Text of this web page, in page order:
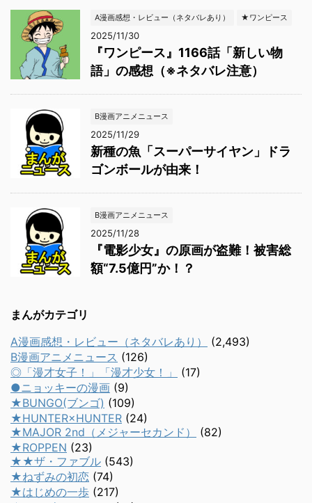
A漫画感想・レビュー（ネタバレあり） ★ワンピース
2025/11/30
『ワンピース』1166話「新しい物
語」の感想（※ネタバレ注意）
B漫画アニメニュース
2025/11/29
新種の魚「スーパーサイヤン」ドラ
ゴンボールが由来！
B漫画アニメニュース
2025/11/28
『電影少女』の原画が盗難！被害総
額“7.5億円”か！？
まんがカテゴリ
A漫画感想・レビュー（ネタバレあり）
(2,493)
B漫画アニメニュース (126)
◎「漫才女子！」「漫才少女！」
(17)
●ニョッキーの漫画 (9)
★BUNGO(ブンゴ) (109)
★HUNTER×HUNTER (24)
★MAJOR 2nd（メジャーセカンド）
(82)
★ROPPEN (23)
★★ザ・ファブル (543)
★ねずみの初恋 (74)
★はじめの一歩 (217)